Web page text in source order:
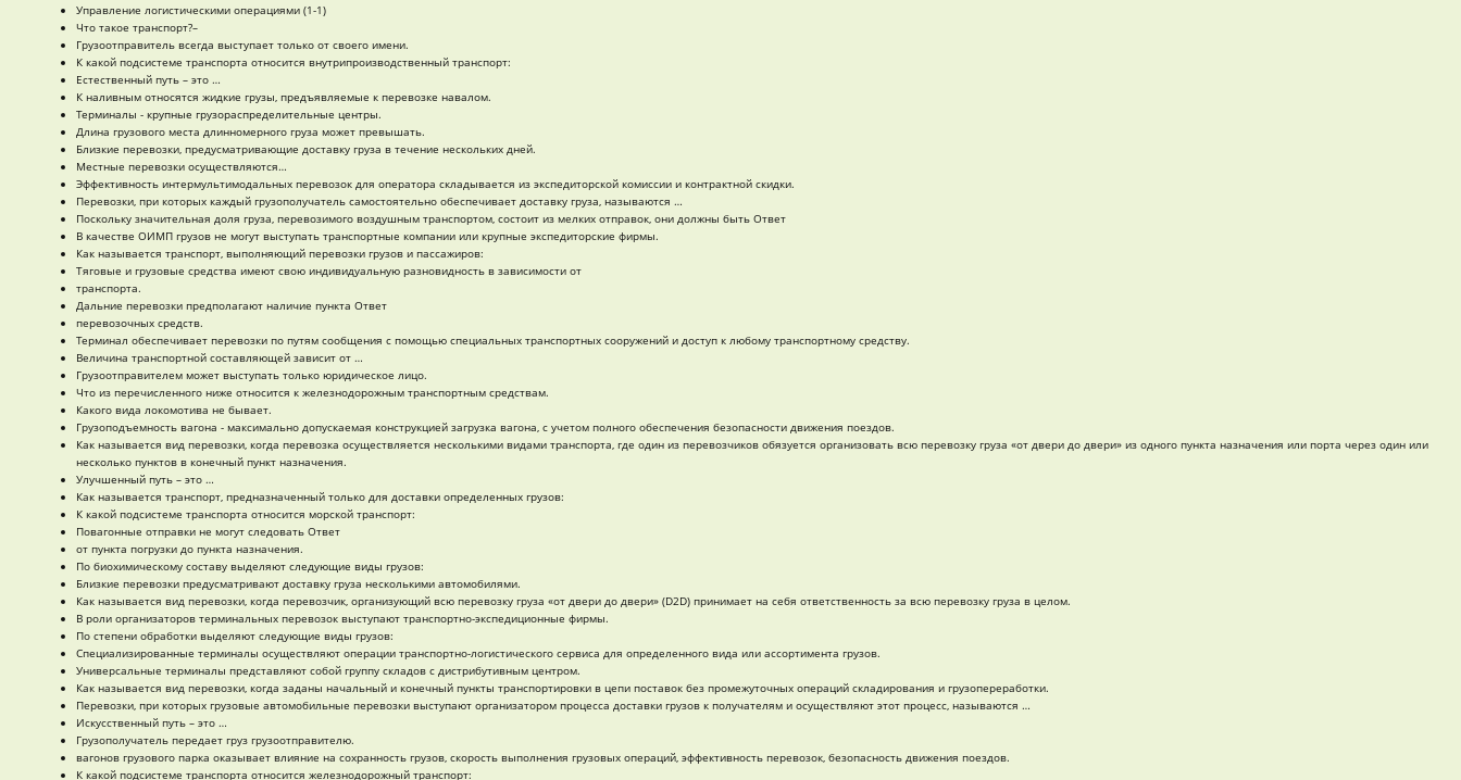
Управление логистическими операциями (1-1)
Что такое транспорт?–
Грузоотправитель всегда выступает только от своего имени.
К какой подсистеме транспорта относится внутрипроизводственный транспорт:
Естественный путь – это …
К наливным относятся жидкие грузы, предъявляемые к перевозке навалом.
Терминалы - крупные грузораспределительные центры.
Длина грузового места длинномерного груза может превышать.
Близкие перевозки, предусматривающие доставку груза в течение нескольких дней.
Местные перевозки осуществляются…
Эффективность интермультимодальных перевозок для оператора складывается из экспедиторской комиссии и контрактной скидки.
Перевозки, при которых каждый грузополучатель самостоятельно обеспечивает доставку груза, называются …
Поскольку значительная доля груза, перевозимого воздушным транспортом, состоит из мелких отправок, они должны быть Ответ
В качестве ОИМП грузов не могут выступать транспортные компании или крупные экспедиторские фирмы.
Как называется транспорт, выполняющий перевозки грузов и пассажиров:
Тяговые и грузовые средства имеют свою индивидуальную разновидность в зависимости от
транспорта.
Дальние перевозки предполагают наличие пункта Ответ
перевозочных средств.
Терминал обеспечивает перевозки по путям сообщения с помощью специальных транспортных сооружений и доступ к любому транспортному средству.
Величина транспортной составляющей зависит от …
Грузоотправителем может выступать только юридическое лицо.
Что из перечисленного ниже относится к железнодорожным транспортным средствам.
Какого вида локомотива не бывает.
Грузоподъемность вагона - максимально допускаемая конструкцией загрузка вагона, с учетом полного обеспечения безопасности движения поездов.
Как называется вид перевозки, когда перевозка осуществляется несколькими видами транспорта, где один из перевозчиков обязуется организовать всю перевозку груза «от двери до двери» из одного пункта назначения или порта через один или
несколько пунктов в конечный пункт назначения.
Улучшенный путь – это …
Как называется транспорт, предназначенный только для доставки определенных грузов:
К какой подсистеме транспорта относится морской транспорт:
Повагонные отправки не могут следовать Ответ
от пункта погрузки до пункта назначения.
По биохимическому составу выделяют следующие виды грузов:
Близкие перевозки предусматривают доставку груза несколькими автомобилями.
Как называется вид перевозки, когда перевозчик, организующий всю перевозку груза «от двери до двери» (D2D) принимает на себя ответственность за всю перевозку груза в целом.
В роли организаторов терминальных перевозок выступают транспортно-экспедиционные фирмы.
По степени обработки выделяют следующие виды грузов:
Специализированные терминалы осуществляют операции транспортно-логистического сервиса для определенного вида или ассортимента грузов.
Универсальные терминалы представляют собой группу складов с дистрибутивным центром.
Как называется вид перевозки, когда заданы начальный и конечный пункты транспортировки в цепи поставок без промежуточных операций складирования и грузопереработки.
Перевозки, при которых грузовые автомобильные перевозки выступают организатором процесса доставки грузов к получателям и осуществляют этот процесс, называются …
Искусственный путь – это …
Грузополучатель передает груз грузоотправителю.
вагонов грузового парка оказывает влияние на сохранность грузов, скорость выполнения грузовых операций, эффективность перевозок, безопасность движения поездов.
К какой подсистеме транспорта относится железнодорожный транспорт: